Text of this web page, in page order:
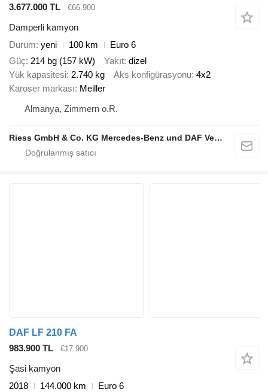
3.677.000 TL
€66.900
Damperli kamyon
Durum yeni 100 km
Euro 6
Güç 214 bg (157 kW) Yakıt dizel
Yük kapasitesi 2.740 kg Aks konfigürasyonu 4x2
Karoser markası Meiller
Almanya, Zimmern o.R.
Riess GmbH & Co. KG Mercedes-Benz und DAF Vertragspartner
DAF LF 210 FA
983.900 TL
€17.900
Şasi kamyon
2018
144.000 km
Euro 6